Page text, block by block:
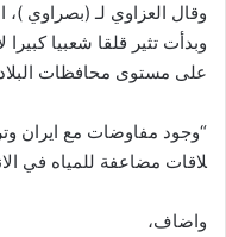
وقال العزاوي لـ (بصراوي )،
وبدأت تثير قلقا شعبيا
على مستوى محافظات
“وجود مفاوضات مع ايران
لاقات مضاعفة للمياه في
واضاف،